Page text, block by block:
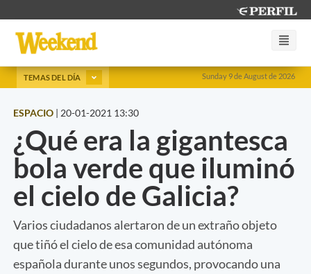
Sunday 9 de August de 2026
TEMAS DEL DÍA
ESPACIO | 20-01-2021 13:30
¿Qué era la gigantesca
bola verde que iluminó
el cielo de Galicia?
Varios ciudadanos alertaron de un extraño objeto
que tiñó el cielo de esa comunidad autónoma
española durante unos segundos, provocando una